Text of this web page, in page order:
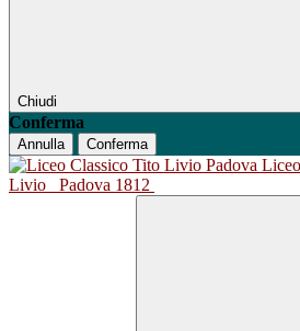
Chiudi
Conferma
Annulla Conferma
Livio
Padova 1812